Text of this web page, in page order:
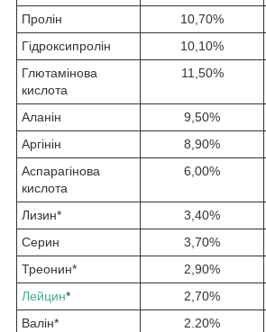
Пролін
10,70%
Гідроксипролін
10,10%
Глютамінова
кислота
11,50%
Аланін
9,50%
Аргінін
8,90%
Аспарагінова
кислота
6,00%
Лизин*
3,40%
Серин
3,70%
Треонин*
2,90%
Лейцин*
2,70%
Валін*
2.20%